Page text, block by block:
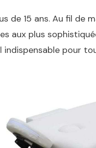
de 15 ans. Au fil de
aux plus
indispensable pour